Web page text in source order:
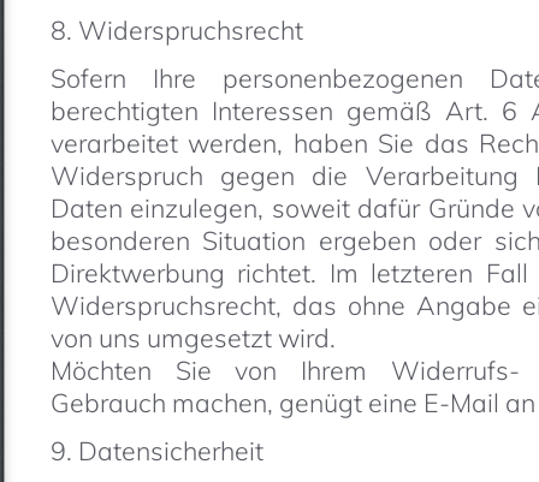
8. Widerspruchsrecht
Sofern Ihre personenbezogenen
berechtigten Interessen gemäß Art.
verarbeitet werden, haben Sie das
Widerspruch gegen die Verarbeitung
Daten einzulegen, soweit dafür Gründe
besonderen Situation ergeben oder
Direktwerbung richtet. Im letzteren
Widerspruchsrecht, das ohne Angabe
von uns umgesetzt wird.
Möchten Sie von Ihrem Widerrufs-
Gebrauch machen, genügt eine E-Mail
9. Datensicherheit